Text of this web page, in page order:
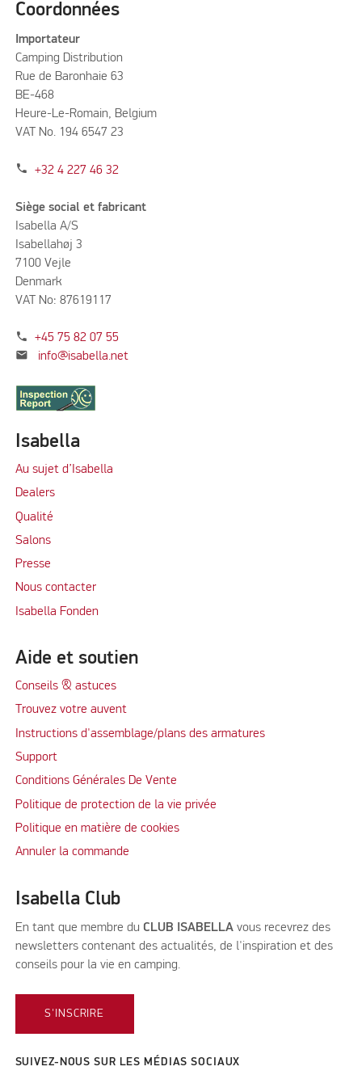
Coordonnées
Importateur
Camping Distribution
Rue de Baronhaie 63
BE-468
Heure-Le-Romain, Belgium
VAT No. 194 6547 23
phone +32 4 227 46 32
Siège social et fabricant
Isabella A/S
Isabellahøj 3
7100 Vejle
Denmark
VAT No: 87619117
phone +45 75 82 07 55
mail info@isabella.net
Isabella
Au sujet d’Isabella
Dealers
Qualité
Salons
Presse
Nous contacter
Isabella Fonden
Aide et soutien
Conseils & astuces
Trouvez votre auvent
Instructions d'assemblage/plans des armatures
Support
Conditions Générales De Vente
Politique de protection de la vie privée
Politique en matière de cookies
Annuler la commande
Isabella Club
En tant que membre du CLUB ISABELLA vous recevrez des
newsletters contenant des actualités, de l'inspiration et des
conseils pour la vie en camping.
S'INSCRIRE
SUIVEZ-NOUS SUR LES MÉDIAS SOCIAUX